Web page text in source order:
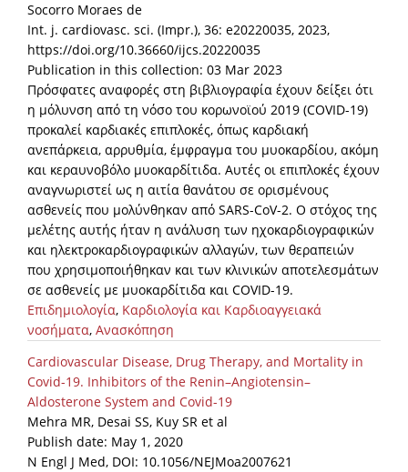
Socorro Moraes de
Int. j. cardiovasc. sci. (Impr.), 36: e20220035, 2023,
https://doi.org/10.36660/ijcs.20220035
Publication in this collection: 03 Mar 2023
Πρόσφατες αναφορές στη βιβλιογραφία έχουν δείξει ότι
η μόλυνση από τη νόσο του κορωνοϊού 2019 (COVID-19)
προκαλεί καρδιακές επιπλοκές, όπως καρδιακή
ανεπάρκεια, αρρυθμία, έμφραγμα του μυοκαρδίου, ακόμη
και κεραυνοβόλο μυοκαρδίτιδα. Αυτές οι επιπλοκές έχουν
αναγνωριστεί ως η αιτία θανάτου σε ορισμένους
ασθενείς που μολύνθηκαν από SARS-CoV-2. Ο στόχος της
μελέτης αυτής ήταν η ανάλυση των ηχοκαρδιογραφικών
και ηλεκτροκαρδιογραφικών αλλαγών, των θεραπειών
που χρησιμοποιήθηκαν και των κλινικών αποτελεσμάτων
σε ασθενείς με μυοκαρδίτιδα και COVID-19.
Επιδημιολογία, Καρδιολογία και Καρδιοαγγειακά
νοσήματα, Ανασκόπηση
Cardiovascular Disease, Drug Therapy, and Mortality in
Covid-19. Inhibitors of the Renin–Angiotensin–
Aldosterone System and Covid-19
Mehra MR, Desai SS, Kuy SR et al
Publish date: May 1, 2020
N Engl J Med, DOI: 10.1056/NEJMoa2007621